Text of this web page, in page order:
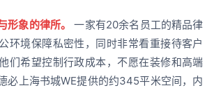
形象的律所。
一家有20余名员工的精品律
环境保障私密性，同时非常看重接待客户
们希望控制行政成本，不愿在装修和高端
必上海书城WE提供的约345平米空间，内